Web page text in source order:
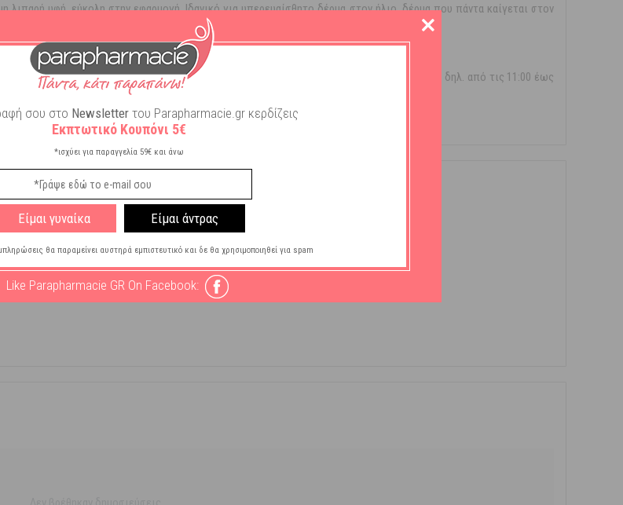
λιπαρή υφή, εύκολη στην εφαρμογή. Ιδανικό για υπερευαίσθητο δέρμα στον ήλιο, δέρμα που πάντα καίγεται στον
Ιαματικό Νερό της Avène. Χωρίς paraben. Χωρίς σιλικόνη.
Spf50+σε ολόκληρο το σώμα. Μην εκτίθεσθε στον ήλιο τις ώρες με μεγάλη ηλιοφάνεια δηλ. από τις 11:00 έως
με κατάλληλα ρούχα (πλατύγυρο καπέλο, γυαλιά, μπλουζάκι κτλ).
σου στο Newsletter του Parapharmacie.gr κερδίζεις
Εκπτωτικό Κουπόνι 5€
*ισχύει για παραγγελία 59€ και άνω
Είμαι γυναίκα Είμαι άντρας
θα παραμείνει αυστηρά εμπιστευτικό και δε θα χρησιμοποιηθεί για spam
Like Parapharmacie GR On Facebook: